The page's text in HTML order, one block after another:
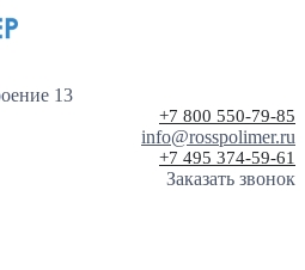
13
+7 800 550-79-85
info@rosspolimer.ru
+7 495 374-59-61
Заказать звонок